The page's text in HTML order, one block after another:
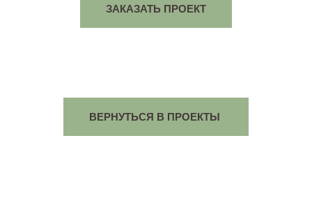
ЗАКАЗАТЬ ПРОЕКТ
ВЕРНУТЬСЯ В ПРОЕКТЫ